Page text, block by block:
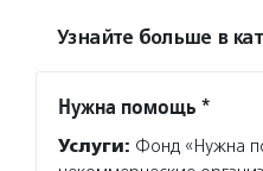
Узнайте больше в
Нужна помощь *
Услуги: Фонд «Нужна